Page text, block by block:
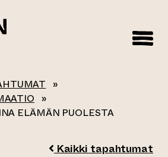
»
»
ELÄMÄN PUOLESTA
Kaikki tapahtumat